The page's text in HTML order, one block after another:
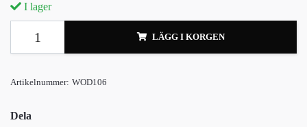
I lager
LÄGG I KORGEN
Artikelnummer: WOD106
Dela